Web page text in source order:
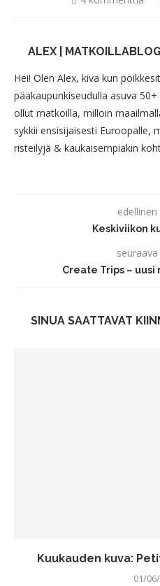
ALEX |
Hei! Olen Alex, kiva kun
pääkaupunkiseudulla asuva
ollut matkoilla, milloin
sykkii ensisijaisesti Euroopalle,
risteilyjä & kaukaisempiakin
Keskiviikon
Create Trips –
SINUA SAATTAVAT
Kuukauden kuva:
01/